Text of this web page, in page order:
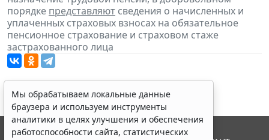
порядке представляют сведения о начисленных и
уплаченных страховых взносах на обязательное
пенсионное страхование и страховом стаже
застрахованного лица
Мы обрабатываем локальные данные
браузера и используем инструменты
аналитики в целях улучшения и обеспечения
работоспособности сайта, статистических